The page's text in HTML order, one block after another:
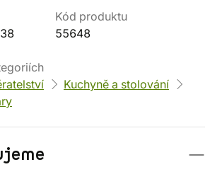
Kód produktu
55648
Kuchyně a stolování